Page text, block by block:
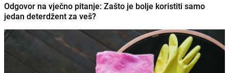
Odgovor na vječno pitanje: Zašto je bolje koristiti samo
jedan deterdžent za veš?